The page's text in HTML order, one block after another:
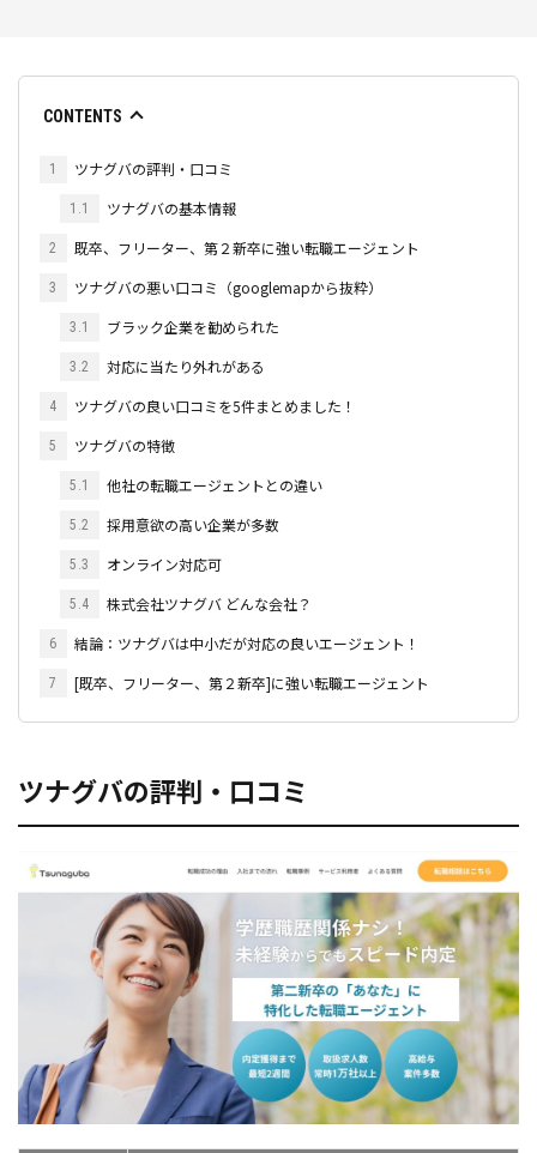
CONTENTS
1 ツナグバの評判・口コミ
1.1 ツナグバの基本情報
2 既卒、フリーター、第２新卒に強い転職エージェント
3 ツナグバの悪い口コミ（googlemapから抜粋）
3.1 ブラック企業を勧められた
3.2 対応に当たり外れがある
4 ツナグバの良い口コミを5件まとめました！
5 ツナグバの特徴
5.1 他社の転職エージェントとの違い
5.2 採用意欲の高い企業が多数
5.3 オンライン対応可
5.4 株式会社ツナグバ どんな会社？
6 結論：ツナグバは中小だが対応の良いエージェント！
7 [既卒、フリーター、第２新卒]に強い転職エージェント
ツナグバの評判・口コミ